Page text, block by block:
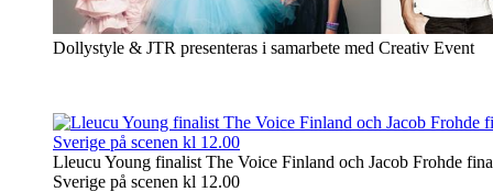
Dollystyle & JTR presenteras i samarbete med Creativ Event
Lleucu Young finalist The Voice Finland och Jacob Frohde
Sverige på scenen kl 12.00